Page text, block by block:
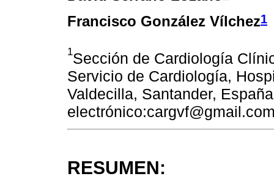
Francisco González Vílchez1
1Sección de Cardiología
Servicio de Cardiología,
Valdecilla, Santander,
RESUMEN: